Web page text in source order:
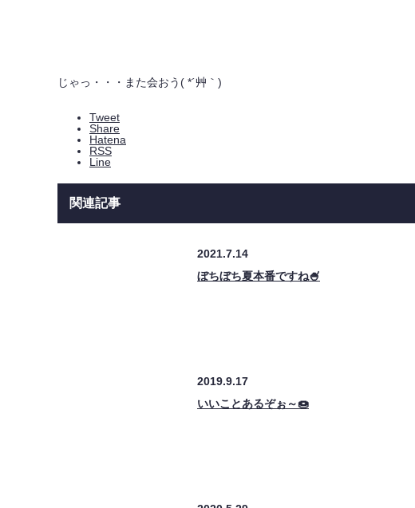
じゃっ・・・また会おう( *´艸｀)
Tweet
Share
Hatena
RSS
Line
関連記事
2021.7.14
ぼちぼち夏本番ですね🍧
2019.9.17
いいことあるぞぉ～🍩